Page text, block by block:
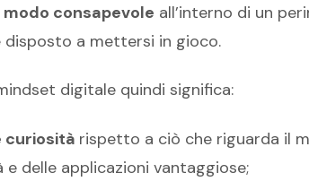
modo consapevole all’interno di un
a mettersi in gioco.
digitale quindi significa:
curiosità rispetto a ciò che riguarda il
e delle applicazioni vantaggiose;